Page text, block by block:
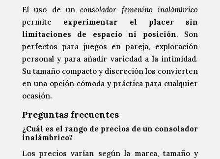
El uso de unconsolador femenino inalámbrico
permite experimentar el placer sin
limitaciones de espacio ni posición. Son
perfectos para juegos en pareja, exploración
personal y para añadir variedad a la intimidad.
Su tamaño compacto y discreción los convierten
en una opción cómoda y práctica para cualquier
ocasión.
Preguntas frecuentes
¿Cuál es el rango de precios de un consolador
inalámbrico?
Los precios varían según la marca, tamaño y